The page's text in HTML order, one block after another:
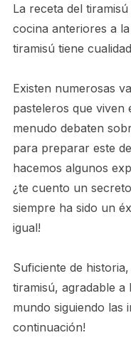
La receta del
cocina anteriores a
tiramisú tiene
Existen numerosas
pasteleros que viven
menudo debaten
para preparar este
hacemos algunos
¿te cuento un
siempre ha sido un
igual!
Suficiente de
tiramisú, agradable a
mundo siguiendo las
continuación!